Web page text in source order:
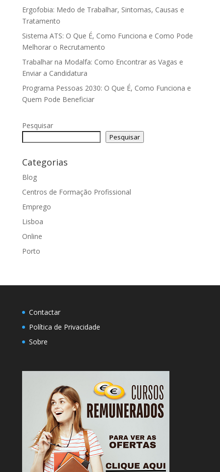
Ergofobia: Medo de Trabalhar, Sintomas, Causas e
Tratamento
Sistema ATS: O Que É, Como Funciona e Como Pode
Melhorar o Recrutamento
Trabalhar na Modalfa: Como Encontrar as Vagas e
Enviar a Candidatura
Programa Pessoas 2030: O Que É, Como Funciona e
Quem Pode Beneficiar
Pesquisar
Pesquisar
Categorias
Blog
Centros de Formação Profissional
Emprego
Lisboa
Online
Porto
Contactar
Política de Privacidade
Sobre